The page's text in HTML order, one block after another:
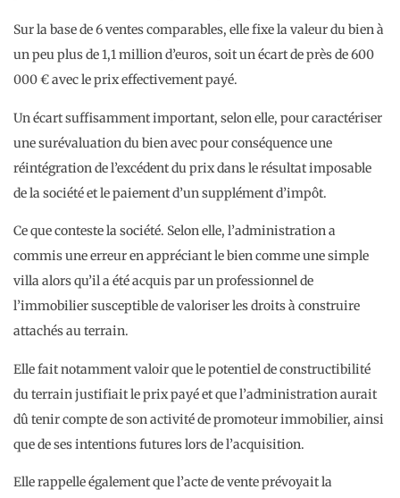
Sur la base de 6 ventes comparables, elle fixe la valeur du bien à
un peu plus de 1,1 million d’euros, soit un écart de près de 600
000 € avec le prix effectivement payé.
Un écart suffisamment important, selon elle, pour caractériser
une surévaluation du bien avec pour conséquence une
réintégration de l’excédent du prix dans le résultat imposable
de la société et le paiement d’un supplément d’impôt.
Ce que conteste la société. Selon elle, l’administration a
commis une erreur en appréciant le bien comme une simple
villa alors qu’il a été acquis par un professionnel de
l’immobilier susceptible de valoriser les droits à construire
attachés au terrain.
Elle fait notamment valoir que le potentiel de constructibilité
du terrain justifiait le prix payé et que l’administration aurait
dû tenir compte de son activité de promoteur immobilier, ainsi
que de ses intentions futures lors de l’acquisition.
Elle rappelle également que l’acte de vente prévoyait la